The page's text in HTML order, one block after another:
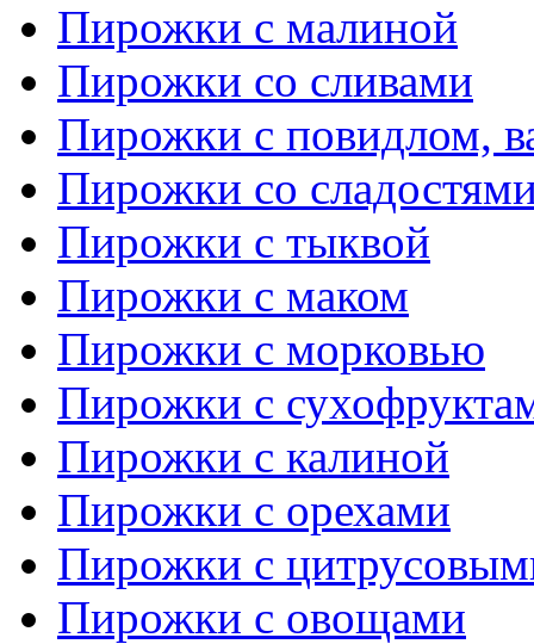
Пирожки с малиной
Пирожки со сливами
Пирожки с повидлом,
Пирожки со
Пирожки с тыквой
Пирожки с маком
Пирожки с морковью
Пирожки с
Пирожки с калиной
Пирожки с орехами
Пирожки с
Пирожки с овощами